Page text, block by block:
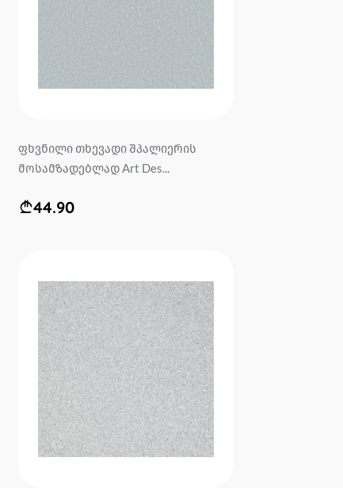
ფხვნილი თხევადი შპალიერის
მოსამზადებლად Art Des...
44.90